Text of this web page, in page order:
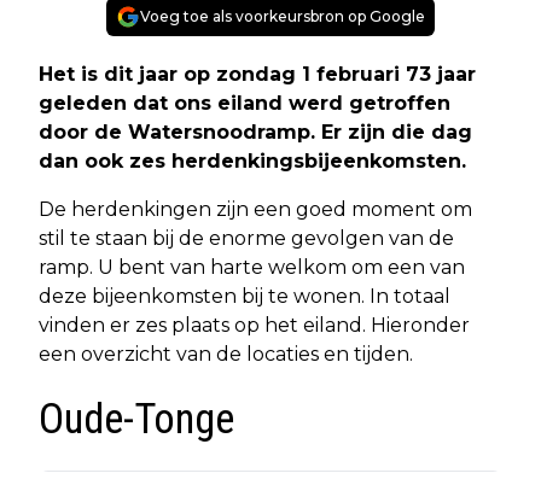
Voeg toe als voorkeursbron op Google
Het is dit jaar op zondag 1 februari 73 jaar
geleden dat ons eiland werd getroffen
door de Watersnoodramp. Er zijn die dag
dan ook zes herdenkingsbijeenkomsten.
De herdenkingen zijn een goed moment om
stil te staan bij de enorme gevolgen van de
ramp. U bent van harte welkom om een van
deze bijeenkomsten bij te wonen. In totaal
vinden er zes plaats op het eiland. Hieronder
een overzicht van de locaties en tijden.
Oude-Tonge